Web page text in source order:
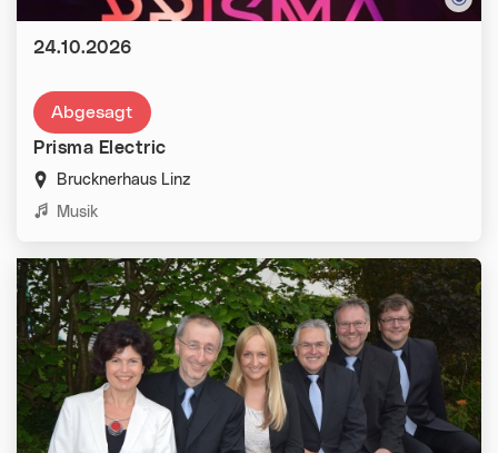
Abgesagt
Prisma Electric
Brucknerhaus Linz
Kategorien:
Musik
Datum:
24.10.2026